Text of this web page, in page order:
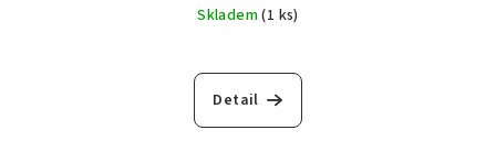
Skladem(1 ks)
Detail